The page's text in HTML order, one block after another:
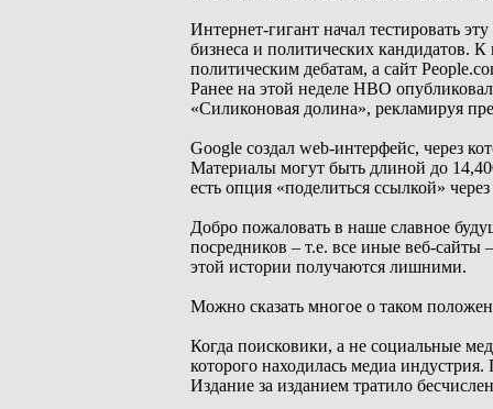
Интернет-гигант начал тестировать
бизнеса и политических кандидатов.
политическим дебатам, а сайт
Ранее на этой неделе HBO
«Силиконовая долина», рекламируя
Google создал web-интерфейс, через
Материалы могут быть длиной до
есть опция «поделиться ссылкой»
Добро пожаловать в наше славное
посредников – т.е. все иные веб-сайты
этой истории получаются лишними.
Можно сказать многое о таком
Когда поисковики, а не социальные
которого находилась медиа
Издание за изданием тратило